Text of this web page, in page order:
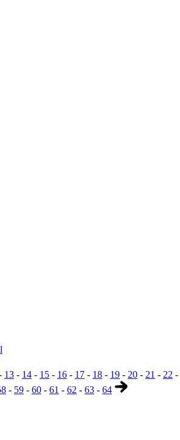
13 - 14 - 15 - 16 - 17 - 18 - 19 - 20 - 21 - 22 -
- 59 - 60 - 61 - 62 - 63 - 64